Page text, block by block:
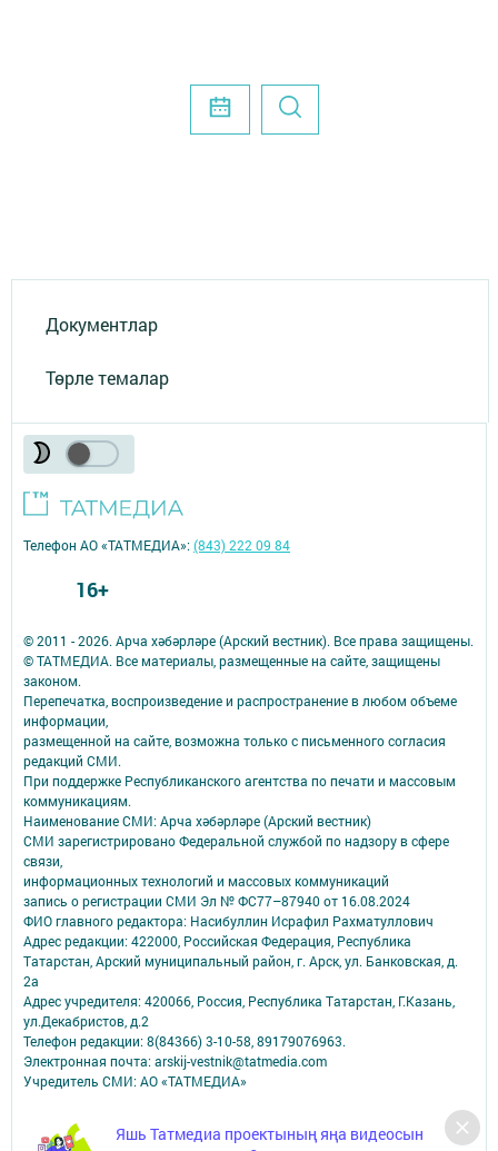
Документлар
Төрле темалар
Яшь Татмедиа проектының яңа видеосын
© 2011 - 2026. Арча хәбәрләре (Арский вестник). Все права защищены.
© ТАТМЕДИА. Все материалы, размещенные на сайте, защищены
законом.
Перепечатка, воспроизведение и распространение в любом объеме
информации,
размещенной на сайте, возможна только с письменного согласия
редакций СМИ.
При поддержке Республиканского агентства по печати и массовым
коммуникациям.
Наименование СМИ: Арча хәбәрләре (Арский вестник)
СМИ зарегистрировано Федеральной службой по надзору в сфере
связи,
информационных технологий и массовых коммуникаций
запись о регистрации СМИ Эл № ФС77–87940 от 16.08.2024
ФИО главного редактора: Насибуллин Исрафил Рахматуллович
Адрес редакции: 422000, Российская Федерация, Республика
Татарстан, Арский муниципальный район, г. Арск, ул. Банковская, д.
2а
Адрес учредителя: 420066, Россия, Республика Татарстан, Г.Казань,
ул.Декабристов, д.2
Телефон редакции: 8(84366) 3-10-58, 89179076963.
Электронная почта: arskij-vestnik@tatmedia.com
Учредитель СМИ: АО «ТАТМЕДИА»
Антикоррупционная политика
АО «ТАТМЕДИА» использует «cookie»для персонализации сервисов и
Телефон АО «ТАТМЕДИА»:(843) 222 09 84
16+